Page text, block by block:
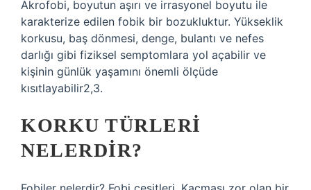
Akrofobi, boyutun aşırı ve irrasyonel boyutu ile
karakterize edilen fobik bir bozukluktur. Yükseklik
korkusu, baş dönmesi, denge, bulantı ve nefes
darlığı gibi fiziksel semptomlara yol açabilir ve
kişinin günlük yaşamını önemli ölçüde
kısıtlayabilir2,3.
KORKU TÜRLERI
NELERDIR?